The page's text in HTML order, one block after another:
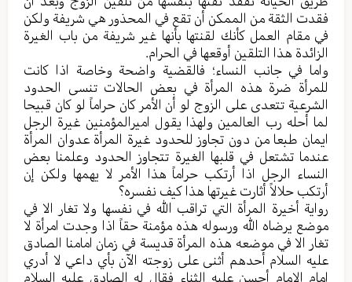
فقدت الثقة من الممکن أن تقع في المحذور هي شریفة ولکن
في مقام العمل کأنك لقنتها بأنها غیر شریفة من باب الغیرة
الزائدة هذا التلقین أوقعها في الحرام.
واما في جانب النساء؛ فالقضیة واضحة وخاصة اذا کانت
للمرأة ضرة هذه المرأة في بعض الحالات تنسی الحدود
الشرعیة تتعدی علی الزوج لو أن الأمر کان حراماً لو کان قبیحا
لما أحله رب العالمین ولهذا یقول امیرالمؤمنین غیرة الرجل
ایمان طبعا من دون تجاوز للحدود غیرة المرأة عدوان المرأة
عندما تشتعل في قلبها الغیرة تتجاوز الحدود وعلمنا بعض
النساء الرجل اذا أرتکب حراماً هذا الأمر لا یهمها ولکن إن
أرتکب حلالاً أثارت غیرتها هذا کیف نفسره؟
روایة أخیرة المرأة التي تراقب الله في نفسها ولا تغار الا في
موضع یرضاه الله ورسوله هذه مؤمنة حقاً اذا وجدت امرأة لا
تغار الا في موضعه هذه المرأة قدیسة في زمان امامنا الصادق
علیه السلام أحدهم أثنی علی زوجته الآن بأي داعي لا أدري
امام الامام أحسن علیه الثناء فقال له الصادق علیه السلام